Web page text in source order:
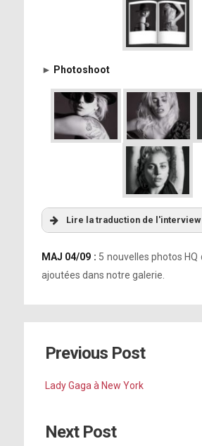
► Photoshoot
Lire la traduction de l'interview
MAJ 04/09 : 5 nouvelles photos
ajoutées dans notre galerie.
Previous Post
Lady Gaga à New York
Next Post